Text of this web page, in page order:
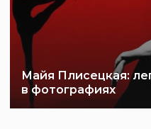
Майя Плисецкая:
в фотографиях